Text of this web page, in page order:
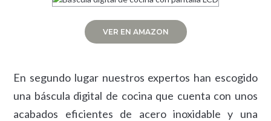
VER EN AMAZON
En segundo lugar nuestros expertos han escogido
una báscula digital de cocina que cuenta con unos
acabados eficientes de acero inoxidable y una